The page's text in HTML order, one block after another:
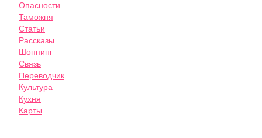
Опасности
Таможня
Статьи
Рассказы
Шоппинг
Связь
Переводчик
Культура
Кухня
Карты